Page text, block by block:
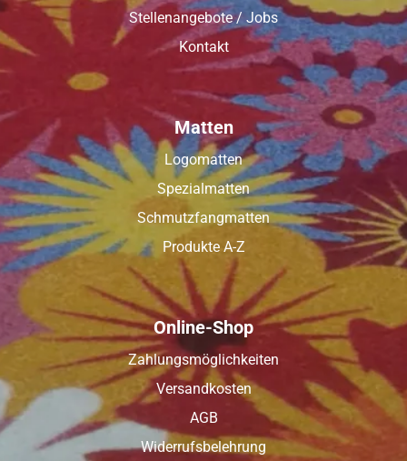
Stellenangebote / Jobs
Kontakt
Matten
Logomatten
Spezialmatten
Schmutzfangmatten
Produkte A-Z
Online-Shop
Zahlungsmöglichkeiten
Versandkosten
AGB
Widerrufsbelehrung